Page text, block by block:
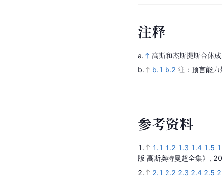
注释
a.
高斯和杰斯提斯合体
b.
b.1 b.2 注：预言能
参考资料
1. 1.1 1.2 1.3 1.4 1.5
版 高斯奥特曼超全集》,
2.
2.1 2.2 2.3 2.4 2.5